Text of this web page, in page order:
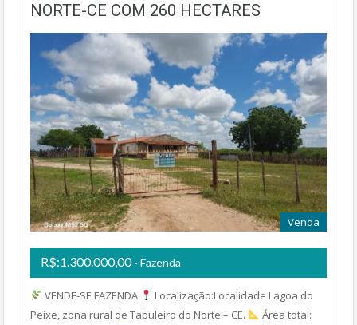
NORTE-CE COM 260 HECTARES
Venda
R$:1.300.000,00- Fazenda
VENDE-SE FAZENDA
Localização:Localidade Lagoa do
Peixe, zona rural de Tabuleiro do Norte – CE.
Área total: